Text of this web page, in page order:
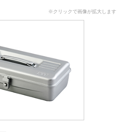
※クリックで画像が拡大します